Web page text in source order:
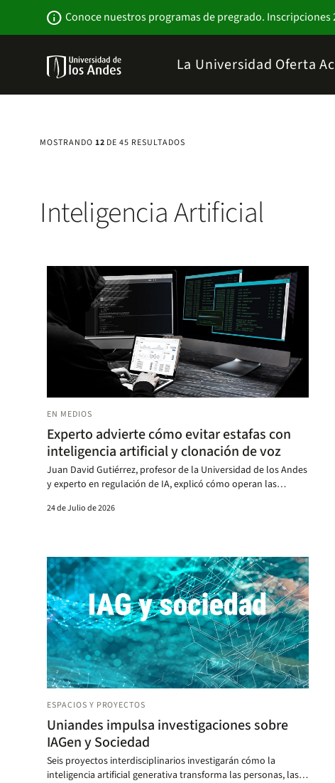
info Conoce nuestros programas de pregrado. Inscripciones
La Universidad Oferta
MOSTRANDO 12 DE 45 RESULTADOS
Inteligencia Artificial
EN MEDIOS
Experto advierte cómo evitar estafas con
inteligencia artificial y clonación de voz
Juan David Gutiérrez, profesor de la Universidad de los Andes
y experto en regulación de IA, explicó cómo operan las
ciudadanos para reducir el riesgo de ser víctimas.
24 de Julio de 2026
ESPACIOS Y PROYECTOS
Uniandes impulsa investigaciones sobre
IAGen y Sociedad
Seis proyectos interdisciplinarios investigarán cómo la
inteligencia artificial generativa transforma las personas, las